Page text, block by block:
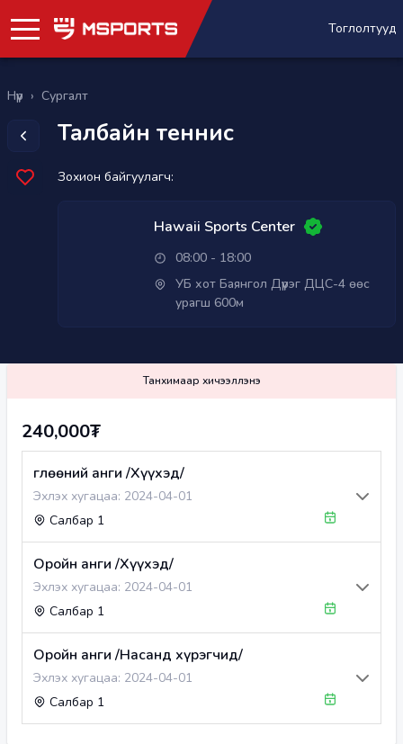
Тоглолтууд
Нүүр › Сургалт
Талбайн теннис
Зохион байгуулагч:
Hawaii Sports Center
08:00 - 18:00
УБ хот Баянгол Дүүрэг ДЦС-4 өөс
урагш 600м
Танхимаар хичээллэнэ
240,000₮
Өглөөний анги /Хүүхэд/
Эхлэх хугацаа: 2024-04-01
Салбар 1
Оройн анги /Хүүхэд/
Эхлэх хугацаа: 2024-04-01
Салбар 1
Оройн анги /Насанд хүрэгчид/
Эхлэх хугацаа: 2024-04-01
Салбар 1